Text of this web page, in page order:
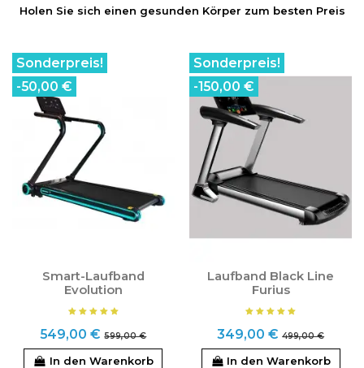
Holen Sie sich einen gesunden Körper zum besten Preis
Sonderpreis!
-50,00 €
Smart-Laufband
Evolution
549,00 € 599,00 €
In den Warenkorb
Sonderpreis!
-150,00 €
Laufband Black Line
Furius
349,00 € 499,00 €
In den Warenkorb